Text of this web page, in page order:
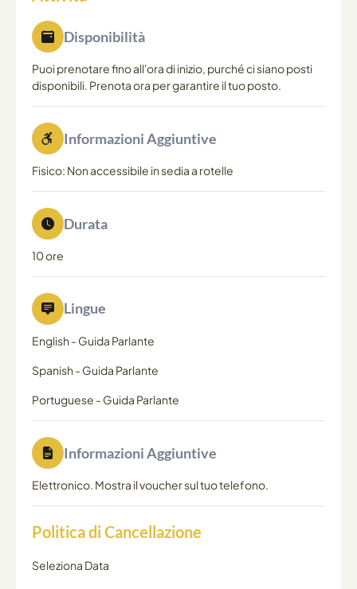
Disponibilità
Puoi prenotare fino all'ora di inizio, purché ci siano posti
disponibili. Prenota ora per garantire il tuo posto.
Informazioni Aggiuntive
Fisico: Non accessibile in sedia a rotelle
Durata
10 ore
Lingue
English - Guida Parlante
Spanish - Guida Parlante
Portuguese - Guida Parlante
Informazioni Aggiuntive
Elettronico. Mostra il voucher sul tuo telefono.
Politica di Cancellazione
Seleziona Data